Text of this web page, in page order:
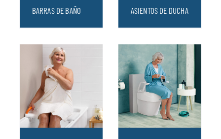
BARRAS DE BAÑO ASIENTOS DE DUCHA